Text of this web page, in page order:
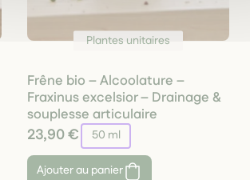
Plantes unitaires
Frêne bio – Alcoolature –
Fraxinus excelsior – Drainage &
souplesse articulaire
23,90 € 50 ml
Ajouter au panier